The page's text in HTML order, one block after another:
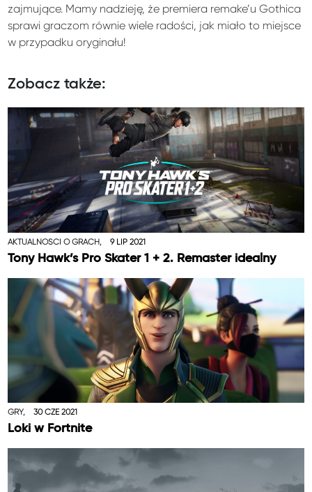
zajmujące. Mamy nadzieję, że premiera remake’u Gothica
sprawi graczom równie wiele radości, jak miało to miejsce
w przypadku oryginału!
Zobacz także:
AKTUALNOŚCI O GRACH, 9 LIP 2021
Tony Hawk’s Pro Skater 1 + 2. Remaster idealny
GRY, 30 CZE 2021
Loki w Fortnite